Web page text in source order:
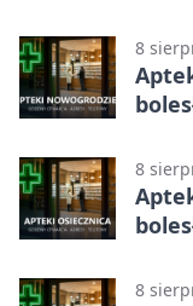
8
8
8